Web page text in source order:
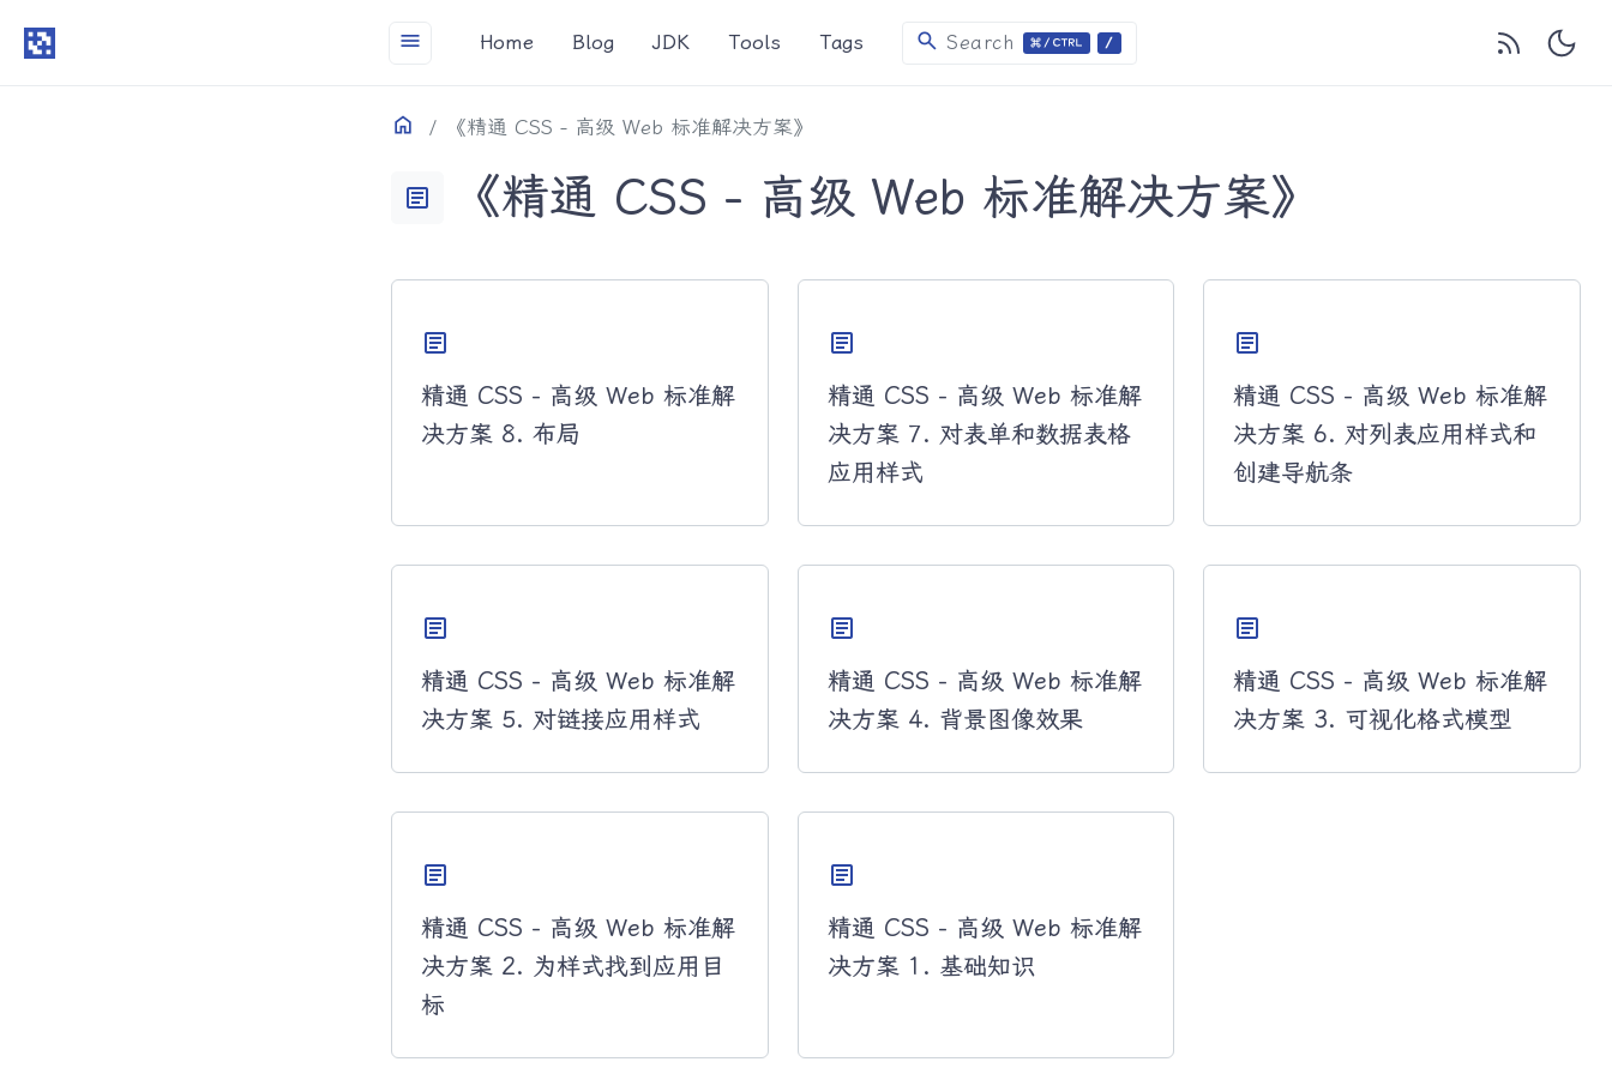
menu Home Blog JDK Tools Tags search Search
Home 《精通 CSS - 高级 Web 标准解决方案》
目录
article 《精通 CSS - 高级 Web 标准解决方案》
article
精通 CSS - 高级 Web 标准解
决方案 8. 布局
article
精通 CSS - 高级 Web 标准解
决方案 7. 对表单和数据表格
应用样式
article
精通 CSS - 高级 Web 标准解
决方案 6. 对列表应用样式和
创建导航条
article
精通 CSS - 高级 Web 标准解
决方案 5. 对链接应用样式
article
精通 CSS - 高级 Web 标准解
决方案 4. 背景图像效果
article
精通 CSS - 高级 Web 标准解
决方案 3. 可视化格式模型
article
精通 CSS - 高级 Web 标准解
决方案 2. 为样式找到应用目
标
article
精通 CSS - 高级 Web 标准解
决方案 1. 基础知识